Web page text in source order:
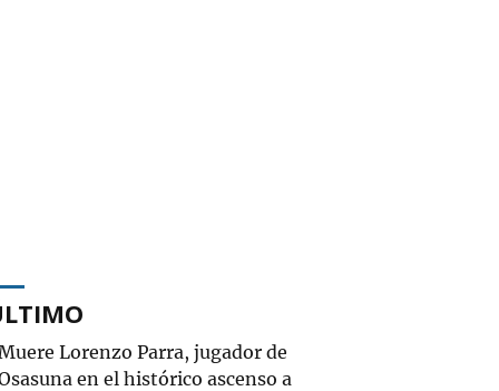
Lorenzo Parra, jugador de
en el histórico ascenso a